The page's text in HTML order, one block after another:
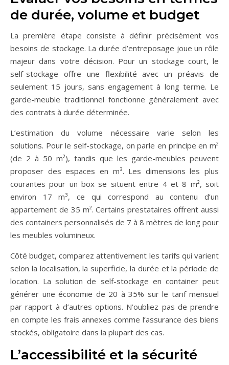
de durée, volume et budget
La première étape consiste à définir précisément vos
besoins de stockage. La durée d’entreposage joue un rôle
majeur dans votre décision. Pour un stockage court, le
self-stockage offre une flexibilité avec un préavis de
seulement 15 jours, sans engagement à long terme. Le
garde-meuble traditionnel fonctionne généralement avec
des contrats à durée déterminée.
L’estimation du volume nécessaire varie selon les
solutions. Pour le self-stockage, on parle en principe en m²
(de 2 à 50 m²), tandis que les garde-meubles peuvent
proposer des espaces en m³. Les dimensions les plus
courantes pour un box se situent entre 4 et 8 m², soit
environ 17 m³, ce qui correspond au contenu d’un
appartement de 35 m². Certains prestataires offrent aussi
des containers personnalisés de 7 à 8 mètres de long pour
les meubles volumineux.
Côté budget, comparez attentivement les tarifs qui varient
selon la localisation, la superficie, la durée et la période de
location. La solution de self-stockage en container peut
générer une économie de 20 à 35% sur le tarif mensuel
par rapport à d’autres options. N’oubliez pas de prendre
en compte les frais annexes comme l’assurance des biens
stockés, obligatoire dans la plupart des cas.
L’accessibilité et la sécurité